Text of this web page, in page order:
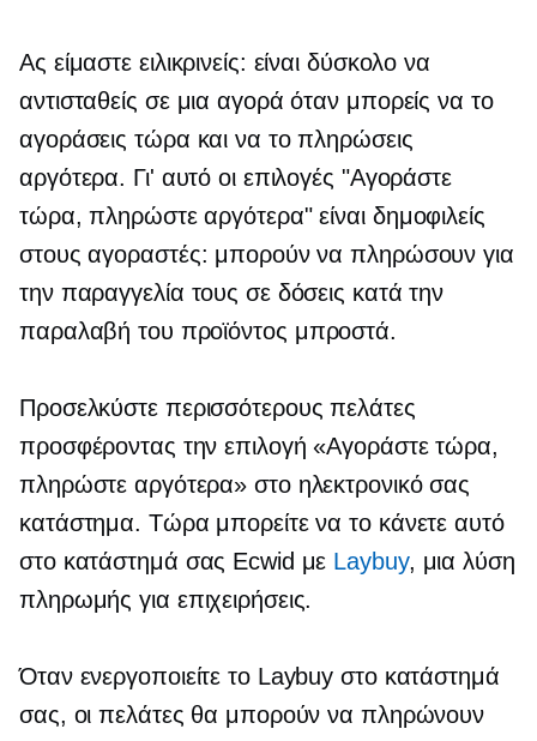
Ας είμαστε ειλικρινείς: είναι δύσκολο να
αντισταθείς σε μια αγορά όταν μπορείς να το
αγοράσεις τώρα και να το πληρώσεις
αργότερα. Γι' αυτό οι επιλογές "Αγοράστε
τώρα, πληρώστε αργότερα" είναι δημοφιλείς
στους αγοραστές: μπορούν να πληρώσουν για
την παραγγελία τους σε δόσεις κατά την
παραλαβή του προϊόντος μπροστά.
Προσελκύστε περισσότερους πελάτες
προσφέροντας την επιλογή «Αγοράστε τώρα,
πληρώστε αργότερα» στο ηλεκτρονικό σας
κατάστημα. Τώρα μπορείτε να το κάνετε αυτό
στο κατάστημά σας Ecwid με Laybuy, μια λύση
πληρωμής για επιχειρήσεις.
Όταν ενεργοποιείτε το Laybuy στο κατάστημά
σας, οι πελάτες θα μπορούν να πληρώνουν